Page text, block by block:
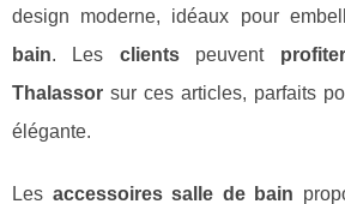
design moderne, idéaux pour
bain. Les clientspeuvent profiter
Thalassor sur ces articles, parfaits
élégante.
Les accessoires salle de bain